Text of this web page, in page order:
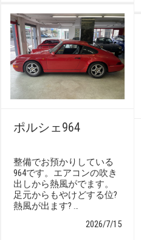
ポルシェ964
整備でお預かりしている
964です。エアコンの吹き
出しから熱風がでます。
足元からもやけどする位?
熱風が出ます? …
2026/7/15